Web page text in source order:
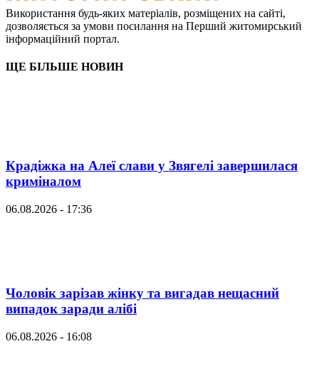
Використання будь-яких матеріалів, розміщених на сайті,
дозволяється за умови посилання на Перший житомирський
інформаційний портал.
ЩЕ БІЛЬШЕ НОВИН
Крадіжка на Алеї слави у Звягелі завершилася
криміналом
06.08.2026 - 17:36
Чоловік зарізав жінку та вигадав нещасний
випадок заради алібі
06.08.2026 - 16:08